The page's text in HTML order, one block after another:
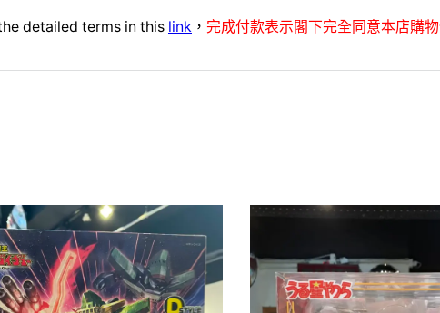
detailed terms in this link ， 完成付款表示閣下完全同意本店購